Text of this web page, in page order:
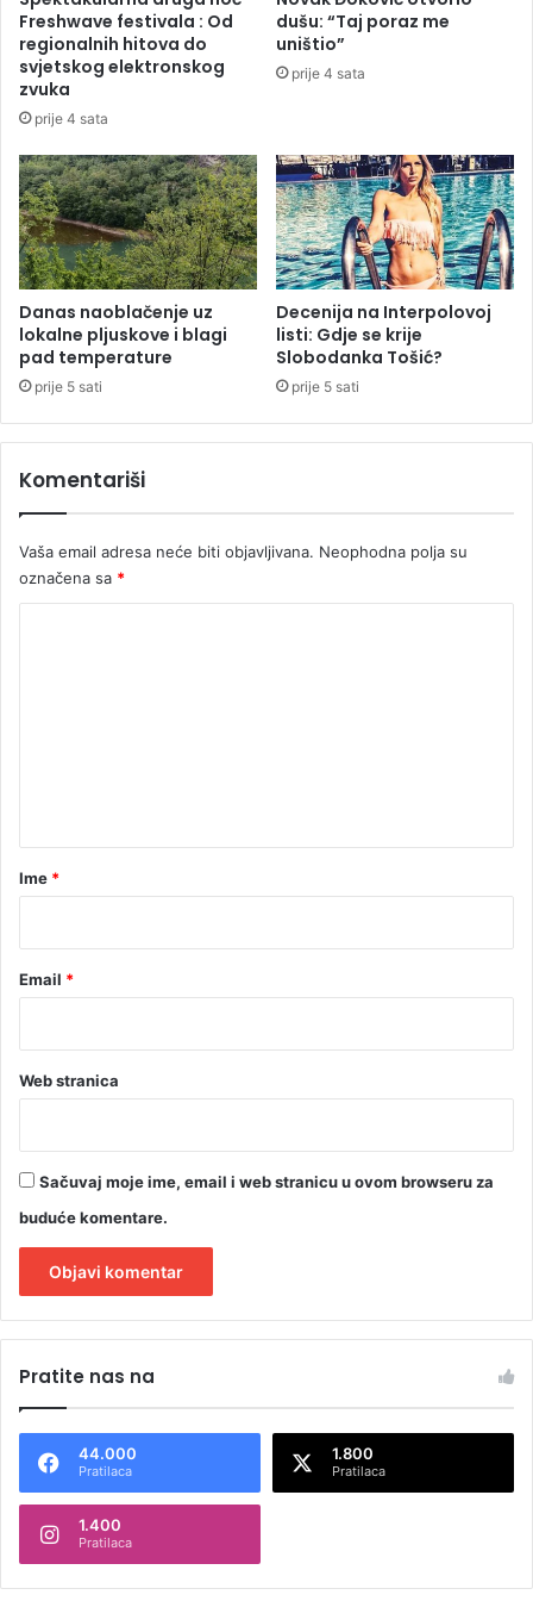
m
m
r
t
i
h
Freshwave festivala : Od
regionalnih hitova do
svjetskog elektronskog
zvuka
prije 4 sata
dušu: “Taj poraz me
uništio”
prije 4 sata
Danas naoblačenje uz
lokalne pljuskove i blagi
pad temperature
prije 5 sati
Decenija na Interpolovoj
listi: Gdje se krije
Slobodanka Tošić?
prije 5 sati
Komentariši
Vaša email adresa neće biti objavljivana. Neophodna polja su
označena sa *
rIme *
Email *
Web stranica
Sačuvaj moje ime, email i web stranicu u ovom browseru za
buduće komentare.
t
n
t
Pratite nas na
44.000
Pratilaca
1.800
Pratilaca
1.400
Pratilaca